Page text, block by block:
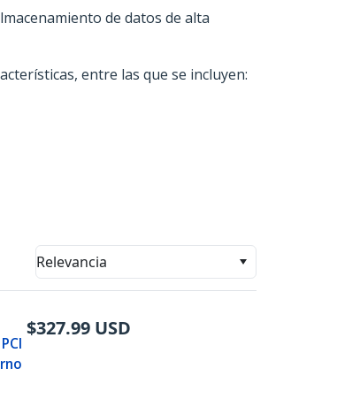
de datos de alta
entre las que se incluyen:
Relevancia
$327.99 USD